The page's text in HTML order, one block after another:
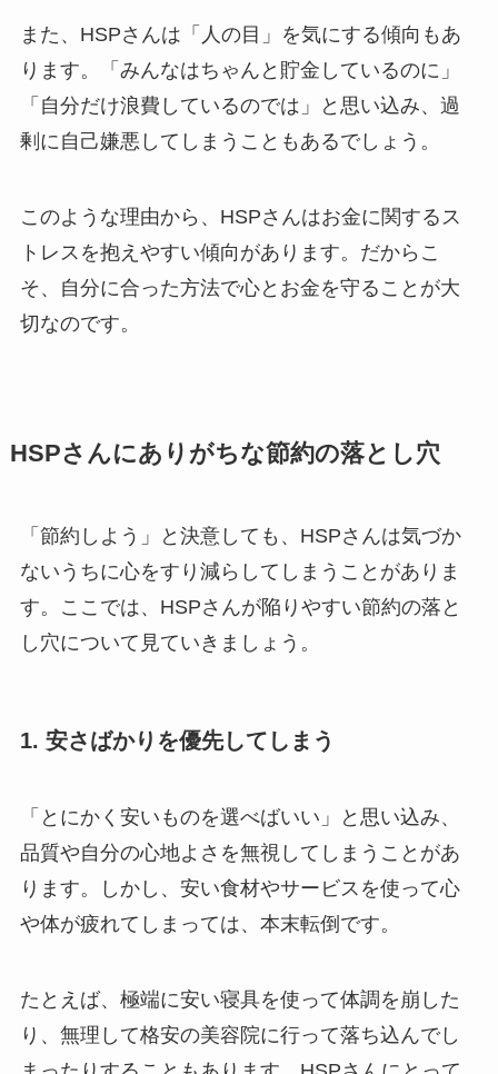
また、HSPさんは「人の目」を気にする傾向もあ
ります。「みんなはちゃんと貯金しているのに」
「自分だけ浪費しているのでは」と思い込み、過
剰に自己嫌悪してしまうこともあるでしょう。
このような理由から、HSPさんはお金に関するス
トレスを抱えやすい傾向があります。だからこ
そ、自分に合った方法で心とお金を守ることが大
切なのです。
HSPさんにありがちな節約の落とし穴
「節約しよう」と決意しても、HSPさんは気づか
ないうちに心をすり減らしてしまうことがありま
す。ここでは、HSPさんが陥りやすい節約の落と
し穴について見ていきましょう。
1. 安さばかりを優先してしまう
「とにかく安いものを選べばいい」と思い込み、
品質や自分の心地よさを無視してしまうことがあ
ります。しかし、安い食材やサービスを使って心
や体が疲れてしまっては、本末転倒です。
たとえば、極端に安い寝具を使って体調を崩した
り、無理して格安の美容院に行って落ち込んでし